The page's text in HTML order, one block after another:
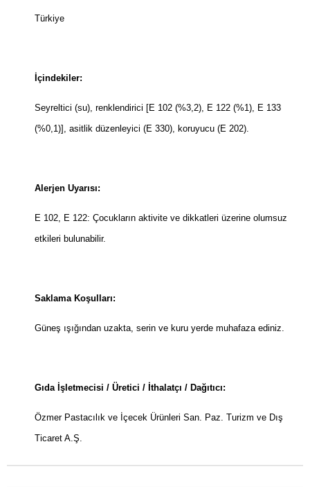
Türkiye
İçindekiler:
Seyreltici (su), renklendirici [E 102 (%3,2), E 122 (%1), E 133
(%0,1)], asitlik düzenleyici (E 330), koruyucu (E 202).
Alerjen Uyarısı:
E 102, E 122: Çocukların aktivite ve dikkatleri üzerine olumsuz
etkileri bulunabilir.
Saklama Koşulları:
Güneş ışığından uzakta, serin ve kuru yerde muhafaza ediniz.
Gıda İşletmecisi / Üretici / İthalatçı / Dağıtıcı:
Özmer Pastacılık ve İçecek Ürünleri San. Paz. Turizm ve Dış
Ticaret A.Ş.